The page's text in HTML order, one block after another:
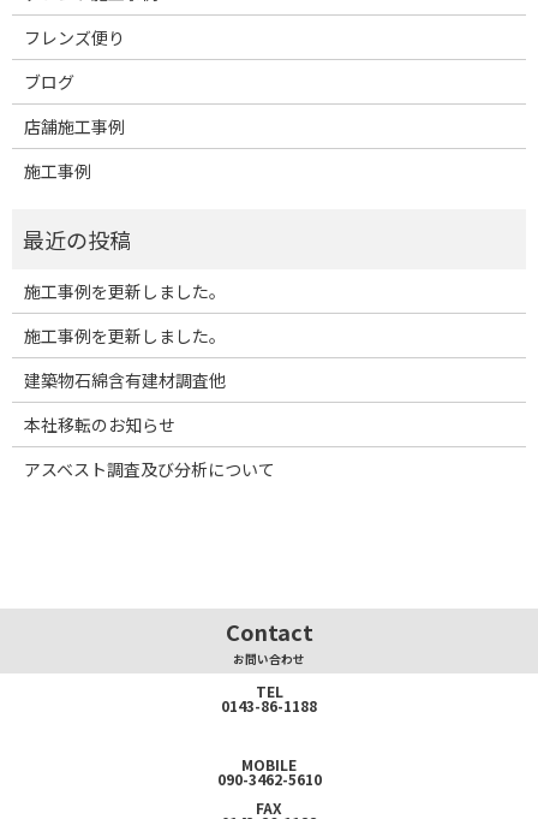
フレンズ便り
ブログ
店舗施工事例
施工事例
施工事例を更新しました。
施工事例を更新しました。
建築物石綿含有建材調査他
本社移転のお知らせ
アスベスト調査及び分析について
Contact
お問い合わせ
TEL
0143-86-1188
MOBILE
090-3462-5610
FAX